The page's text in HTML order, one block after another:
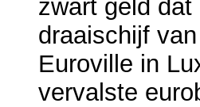
zwart geld
draaischijf
Euroville in
vervalste